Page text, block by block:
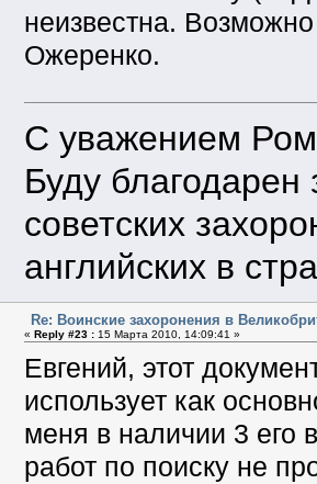
неизвестна.
Ожеренко.
С уважением
Буду
советских
английских в
Re: Воинские захоронения в
« Reply #23 :15 Марта 2010, 14:09:41 »
Евгений, этот
использует как
меня в наличии 3 его
работ по поиску не